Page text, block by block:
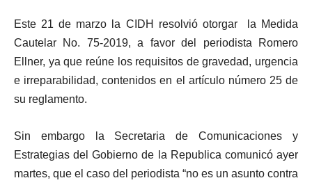
Este 21 de marzo la CIDH resolvió otorgar la Medida
Cautelar No. 75-2019, a favor del periodista Romero
Ellner, ya que reúne los requisitos de gravedad, urgencia
e irreparabilidad, contenidos en el artículo número 25 de
su reglamento.
Sin embargo la Secretaria de Comunicaciones y
Estrategias del Gobierno de la Republica comunicó ayer
martes, que el caso del periodista “no es un asunto contra